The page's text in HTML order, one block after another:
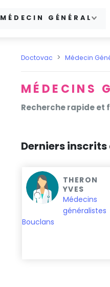
MÉDECIN
Doctovac Médecin
MÉDECINS
Recherche rapide et
Derniers
THERON
YVES
Médecins
généralistes
Bouclans